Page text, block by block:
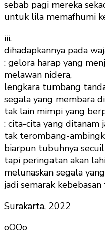
sebab pagi mereka
untuk lila memafhumi
iii.
dihadapkannya pada
: gelora harap yang
melawan nidera,
lengkara tumbang
segala yang membara
tak lain mimpi yang
: cita-cita yang ditanam
tak terombang-
biarpun tubuhnya
tapi peringatan akan
melunaskan segala
jadi semarak kebebasan
Surakarta, 2022
oOOo